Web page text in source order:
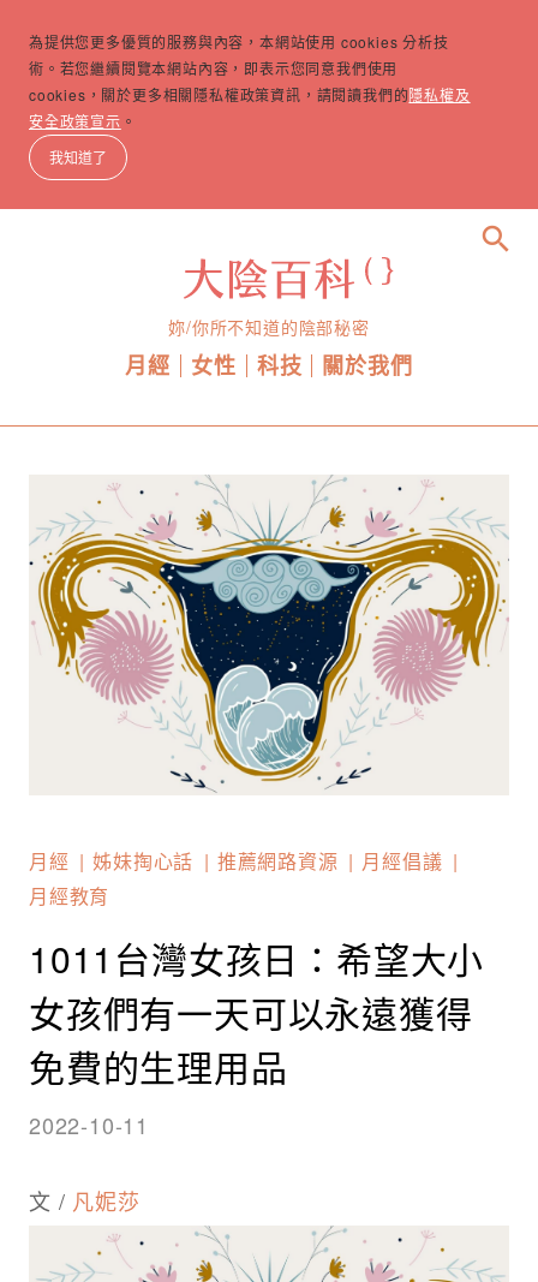
為提供您更多優質的服務與內容，本網站使用 cookies 分析技
術。若您繼續閱覽本網站內容，即表示您同意我們使用
cookies，關於更多相關隱私權政策資訊，請閱讀我們的隱私權及
安全政策宣示 。
我知道了
妳/你所不知道的陰部秘密
月經 女性 科技 關於我們
search
月經 姊妹掏心話 推薦網路資源
月經倡議
月經教育
1011台灣女孩日：希望大小
女孩們有一天可以永遠獲得
免費的生理用品
2022-10-11
文 / 凡妮莎